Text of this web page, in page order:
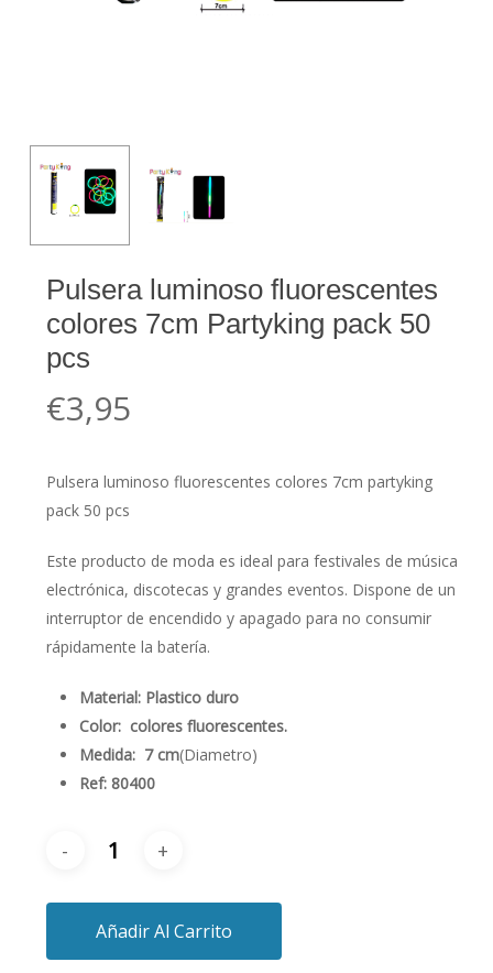
Pulsera luminoso fluorescentes
colores 7cm Partyking pack 50
pcs
€3,95
Pulsera luminoso fluorescentes colores 7cm partyking
pack 50 pcs
Este producto de moda es ideal para festivales de música
electrónica, discotecas y grandes eventos. Dispone de un
interruptor de encendido y apagado para no consumir
rápidamente la batería.
Material: Plastico duro
Color: colores fluorescentes.
Medida: 7 cm(Diametro)
Ref: 80400
Añadir Al Carrito